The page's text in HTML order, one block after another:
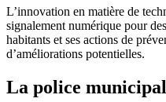
L’innovation en matière de
signalement numérique pour
habitants et ses actions de
d’améliorations potentielles.
La police